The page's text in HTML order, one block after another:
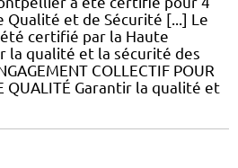
Qualité et de Sécurité [...] Le
certifié par la Haute
la qualité et la sécurité des
COLLECTIF POUR
QUALITÉ Garantir la qualité et